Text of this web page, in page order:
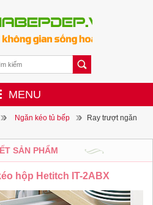
MENU
Ngăn kéo tủ bếp
Ray trượt ngăn
SẢN PHẨM
hộp Hetitch IT-2ABX